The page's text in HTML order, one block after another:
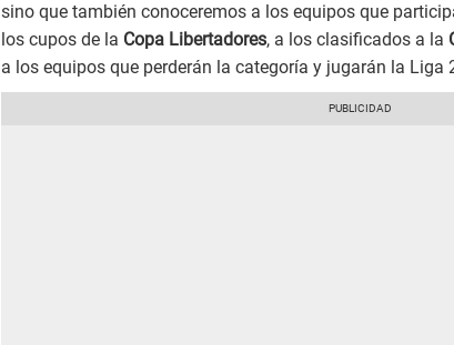
sino que también conoceremos a los equipos que
los cupos de la Copa Libertadores, a los clasificados a la
a los equipos que perderán la categoría y jugarán la Liga